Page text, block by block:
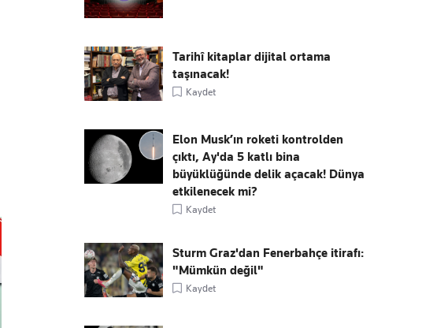
Tarihî kitaplar dijital ortama
taşınacak!
Kaydet
Elon Musk’ın roketi kontrolden
çıktı, Ay'da 5 katlı bina
büyüklüğünde delik açacak! Dünya
etkilenecek mi?
Kaydet
Sturm Graz'dan Fenerbahçe itirafı:
"Mümkün değil"
Kaydet